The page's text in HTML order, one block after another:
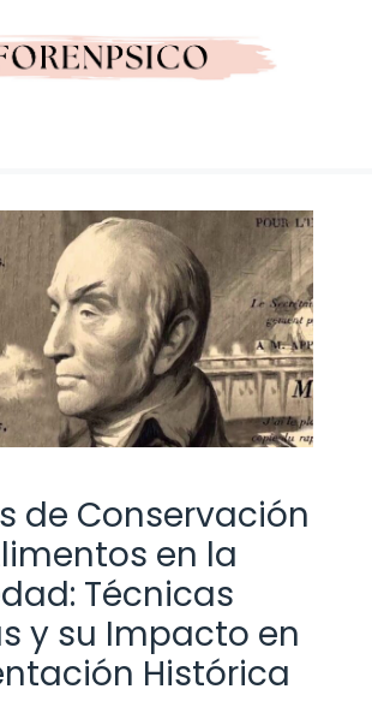
de Conservación
en la
Técnicas
y su Impacto en
Histórica